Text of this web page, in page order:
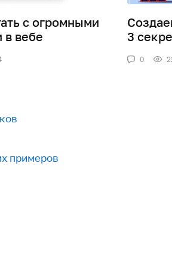
с огромными
вебе
3
0
примеров